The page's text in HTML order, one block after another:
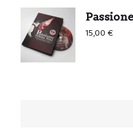
15,00€